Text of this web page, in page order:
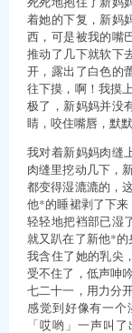
着她的下复，新妈
西，可是被我的嘴
推动了几下就软下
开，露出了白色的
往下摸，啊！我摸
极了，新妈妈并没
睛，咬住嘴唇，默
我对着新妈妈肉缝
肉缝里挖动几下，
都变得湿漉漉的，
他*的睡裙剥了下来
轻轻地把裆部已湿
就又趴在了新他*的
我含住了她的乳尖
受不住了，低声呻
七二十一，用力分
感觉到好像有一
「哎哟」一声叫